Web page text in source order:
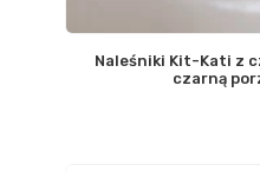
Naleśniki Kit-Kati z
czarną